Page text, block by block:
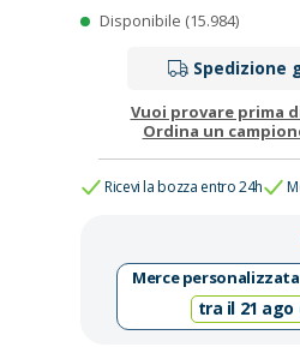
Disponibile (15.984)
Spedizione
Vuoi provare prima
Ordina un
Ricevi la bozza entro 24h
Merce
tra il 21 ago